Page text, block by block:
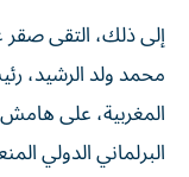
إلى ذلك، التقى
محمد ولد الرشيد،
البرلماني الدولي